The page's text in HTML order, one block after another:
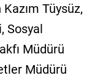
Tüysüz,
Sosyal
Müdürü
Müdürü